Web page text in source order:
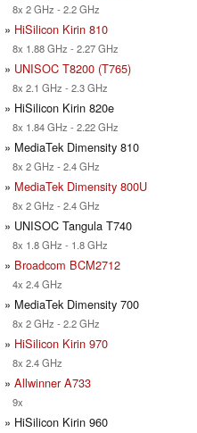
8x 2 GHz - 2.2 GHz
» HiSilicon Kirin 810
8x 1.88 GHz - 2.27 GHz
» UNISOC T8200 (T765)
8x 2.1 GHz - 2.3 GHz
» HiSilicon Kirin 820e
8x 1.84 GHz - 2.22 GHz
» MediaTek Dimensity 810
8x 2 GHz - 2.4 GHz
» MediaTek Dimensity 800U
8x 2 GHz - 2.4 GHz
» UNISOC Tangula T740
8x 1.8 GHz - 1.8 GHz
» Broadcom BCM2712
4x 2.4 GHz
» MediaTek Dimensity 700
8x 2 GHz - 2.2 GHz
» HiSilicon Kirin 970
8x 2.4 GHz
» Allwinner A733
9x
» HiSilicon Kirin 960